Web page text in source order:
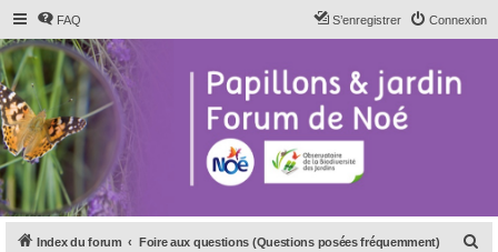
FAQ Connexion
S’enregistrer
Index du forum Foire aux questions (Questions posées fréquemment)